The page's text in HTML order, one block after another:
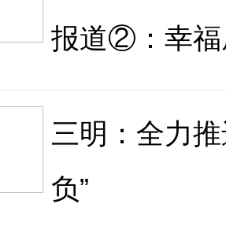
报道②：幸福
三明：全力
负”